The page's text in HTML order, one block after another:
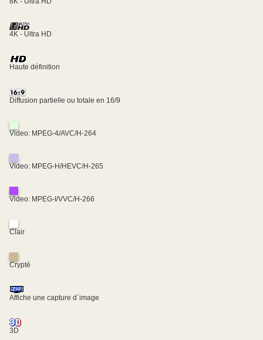
4K - Ultra HD
Haute définition
Diffusion partielle ou totale en 16/9
Video: MPEG-4/AVC/H-264
Video: MPEG-H/HEVC/H-265
Video: MPEG-I/VVC/H-266
Clair
Crypté
Affiche une capture d´image
3D